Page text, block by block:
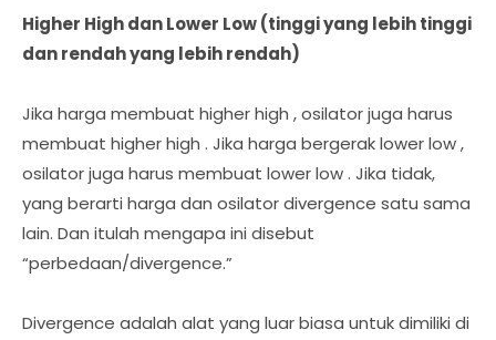
Higher High dan Lower Low (tinggi yang lebih tinggi
dan rendah yang lebih rendah)
Jika harga membuat higher high , osilator juga harus
membuat higher high . Jika harga bergerak lower low ,
osilator juga harus membuat lower low . Jika tidak,
yang berarti harga dan osilator divergence satu sama
lain. Dan itulah mengapa ini disebut
“perbedaan/divergence.”
Divergence adalah alat yang luar biasa untuk dimiliki di